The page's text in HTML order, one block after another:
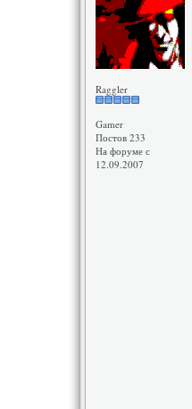
Raggler
Gamer
Постов 233
На форуме с
12.09.2007